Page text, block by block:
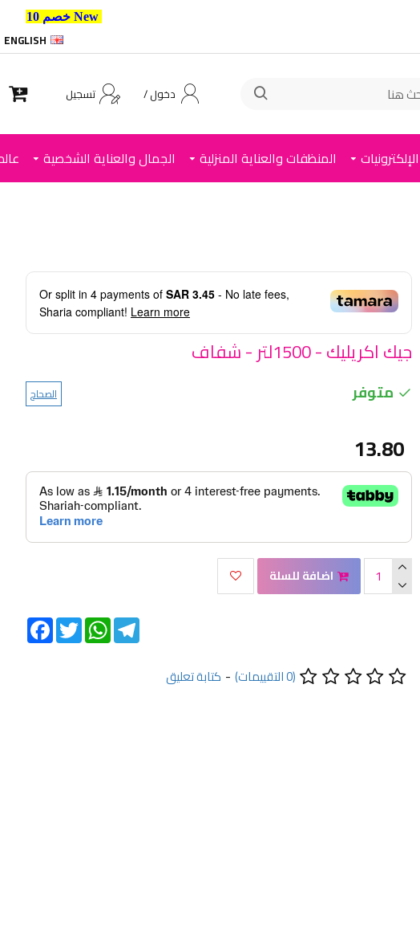
ENGLISH
دخول / تسجيل
الإلكترونيات المنظفات والعناية المنزلية الجمال والعناية الشخصية
Or split in 4 payments of SAR 3.45 - No late fees,
Sharia compliant! Learn more
جيك اكريليك - 1500لتر - شفاف
متوفر الصحاح
(0 التقييمات) - كتابة تعليق
13.80
اضافة للسلة
FacebookTwitter
WhatsAppTelegram